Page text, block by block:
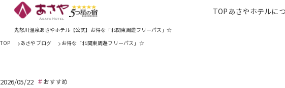
TOP あさやホテルに
鬼怒川温泉あさやホテル【公式】お得な「北関東周遊フリーパス」☆
TOP あさやブログ お得な「北関東周遊フリーパス」☆
2026/05/22 おすすめ